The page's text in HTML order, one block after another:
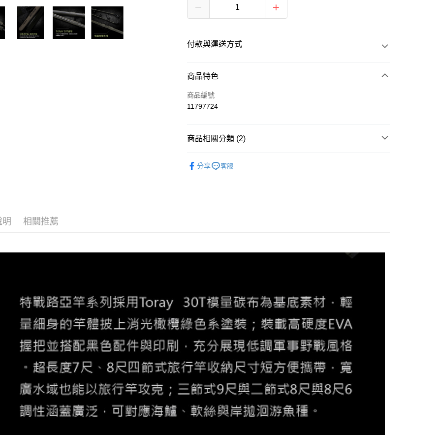
SDC714M 4節 槍柄 SDC714MH 4節 槍柄
付款與運送方式
付款方式
信用卡一次付款
ATM付款
商品特色
商品編號
11797724
商品相關分類 (2)
分享 客服
明 相關推薦